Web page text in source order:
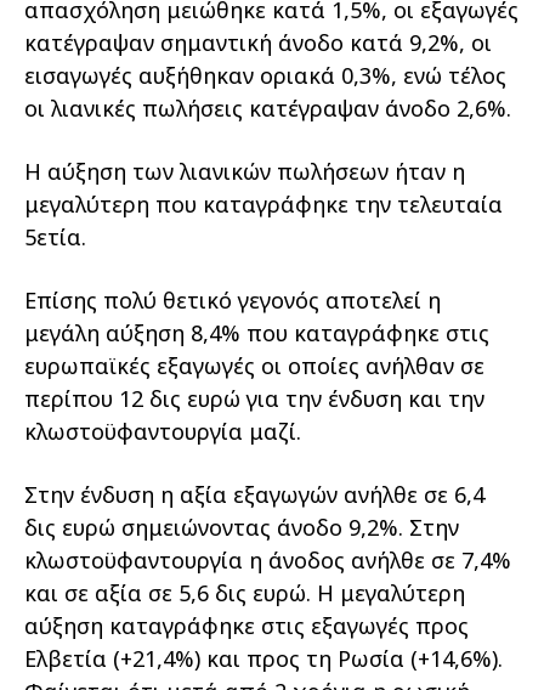
απασχόληση μειώθηκε κατά 1,5%, οι εξαγωγές
κατέγραψαν σημαντική άνοδο κατά 9,2%, οι
εισαγωγές αυξήθηκαν οριακά 0,3%, ενώ τέλος
οι λιανικές πωλήσεις κατέγραψαν άνοδο 2,6%.
Η αύξηση των λιανικών πωλήσεων ήταν η
μεγαλύτερη που καταγράφηκε την τελευταία
5ετία.
Επίσης πολύ θετικό γεγονός αποτελεί η
μεγάλη αύξηση 8,4% που καταγράφηκε στις
ευρωπαϊκές εξαγωγές οι οποίες ανήλθαν σε
περίπου 12 δις ευρώ για την ένδυση και την
κλωστοϋφαντουργία μαζί.
Στην ένδυση η αξία εξαγωγών ανήλθε σε 6,4
δις ευρώ σημειώνοντας άνοδο 9,2%. Στην
κλωστοϋφαντουργία η άνοδος ανήλθε σε 7,4%
και σε αξία σε 5,6 δις ευρώ. Η μεγαλύτερη
αύξηση καταγράφηκε στις εξαγωγές προς
Ελβετία (+21,4%) και προς τη Ρωσία (+14,6%).